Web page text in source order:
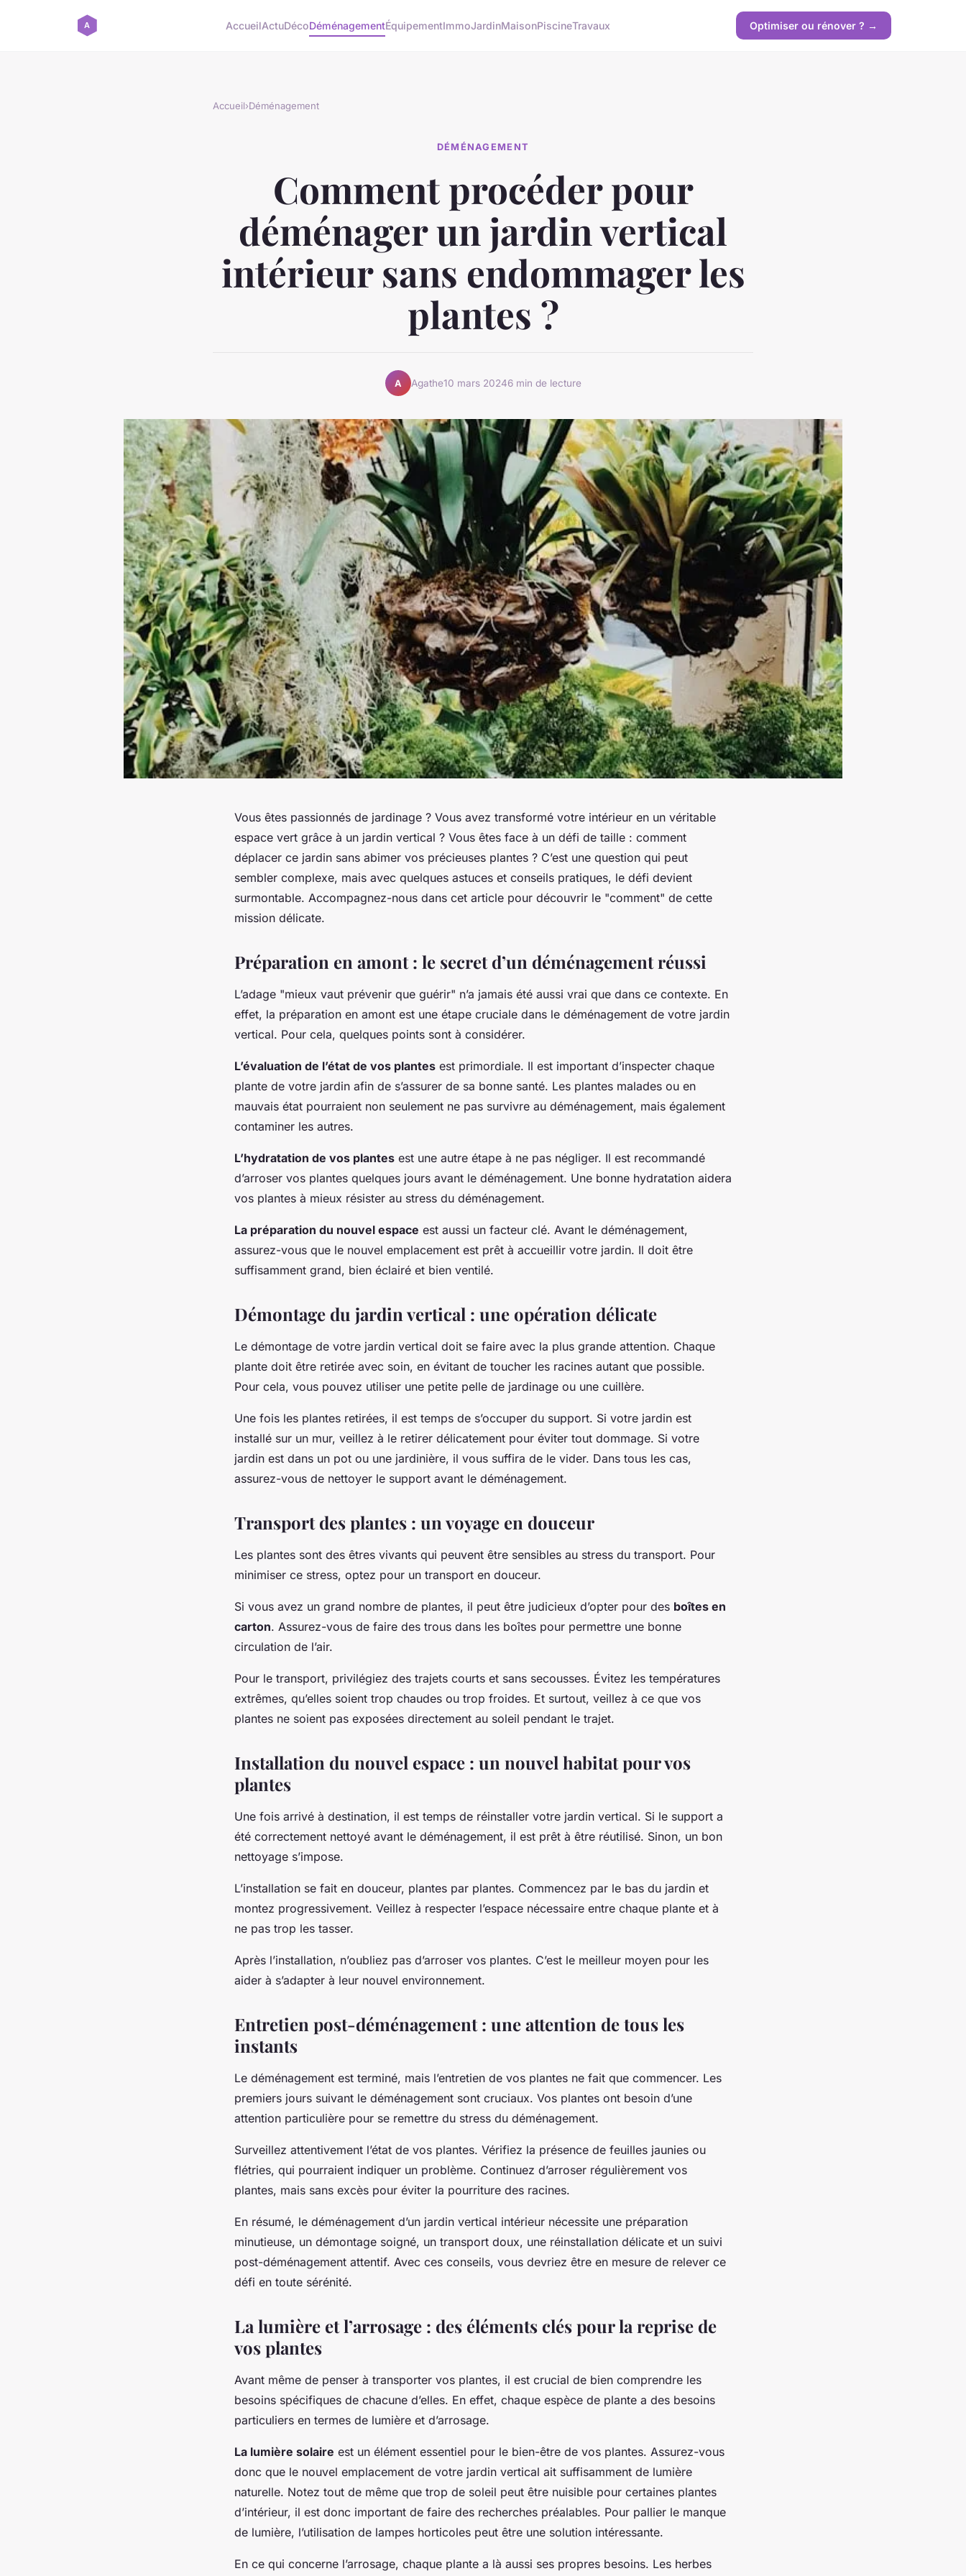
AccueilActuDécoDéménagementÉquipementImmoJardinMaisonPiscineTravaux Optimiser ou rénover ? →
Accueil›Déménagement
DÉMÉNAGEMENT
Comment procéder pour
déménager un jardin vertical
intérieur sans endommager les
plantes ?
A Agathe10 mars 20246 min de lecture
Vous êtes passionnés de jardinage ? Vous avez transformé votre intérieur en un véritable
espace vert grâce à un jardin vertical ? Vous êtes face à un défi de taille : comment
déplacer ce jardin sans abimer vos précieuses plantes ? C’est une question qui peut
sembler complexe, mais avec quelques astuces et conseils pratiques, le défi devient
surmontable. Accompagnez-nous dans cet article pour découvrir le "comment" de cette
mission délicate.
Préparation en amont : le secret d’un déménagement réussi
L’adage "mieux vaut prévenir que guérir" n’a jamais été aussi vrai que dans ce contexte. En
effet, la préparation en amont est une étape cruciale dans le déménagement de votre jardin
vertical. Pour cela, quelques points sont à considérer.
L’évaluation de l’état de vos plantes est primordiale. Il est important d’inspecter chaque
plante de votre jardin afin de s’assurer de sa bonne santé. Les plantes malades ou en
mauvais état pourraient non seulement ne pas survivre au déménagement, mais également
contaminer les autres.
L’hydratation de vos plantes est une autre étape à ne pas négliger. Il est recommandé
d’arroser vos plantes quelques jours avant le déménagement. Une bonne hydratation aidera
vos plantes à mieux résister au stress du déménagement.
La préparation du nouvel espace est aussi un facteur clé. Avant le déménagement,
assurez-vous que le nouvel emplacement est prêt à accueillir votre jardin. Il doit être
suffisamment grand, bien éclairé et bien ventilé.
Démontage du jardin vertical : une opération délicate
Le démontage de votre jardin vertical doit se faire avec la plus grande attention. Chaque
plante doit être retirée avec soin, en évitant de toucher les racines autant que possible.
Pour cela, vous pouvez utiliser une petite pelle de jardinage ou une cuillère.
Une fois les plantes retirées, il est temps de s’occuper du support. Si votre jardin est
installé sur un mur, veillez à le retirer délicatement pour éviter tout dommage. Si votre
jardin est dans un pot ou une jardinière, il vous suffira de le vider. Dans tous les cas,
assurez-vous de nettoyer le support avant le déménagement.
Transport des plantes : un voyage en douceur
Les plantes sont des êtres vivants qui peuvent être sensibles au stress du transport. Pour
minimiser ce stress, optez pour un transport en douceur.
Si vous avez un grand nombre de plantes, il peut être judicieux d’opter pour des boîtes en
carton. Assurez-vous de faire des trous dans les boîtes pour permettre une bonne
circulation de l’air.
Pour le transport, privilégiez des trajets courts et sans secousses. Évitez les températures
extrêmes, qu’elles soient trop chaudes ou trop froides. Et surtout, veillez à ce que vos
plantes ne soient pas exposées directement au soleil pendant le trajet.
Installation du nouvel espace : un nouvel habitat pour vos
plantes
Une fois arrivé à destination, il est temps de réinstaller votre jardin vertical. Si le support a
été correctement nettoyé avant le déménagement, il est prêt à être réutilisé. Sinon, un bon
nettoyage s’impose.
L’installation se fait en douceur, plantes par plantes. Commencez par le bas du jardin et
montez progressivement. Veillez à respecter l’espace nécessaire entre chaque plante et à
ne pas trop les tasser.
Après l’installation, n’oubliez pas d’arroser vos plantes. C’est le meilleur moyen pour les
aider à s’adapter à leur nouvel environnement.
Entretien post-déménagement : une attention de tous les
instants
Le déménagement est terminé, mais l’entretien de vos plantes ne fait que commencer. Les
premiers jours suivant le déménagement sont cruciaux. Vos plantes ont besoin d’une
attention particulière pour se remettre du stress du déménagement.
Surveillez attentivement l’état de vos plantes. Vérifiez la présence de feuilles jaunies ou
flétries, qui pourraient indiquer un problème. Continuez d’arroser régulièrement vos
plantes, mais sans excès pour éviter la pourriture des racines.
En résumé, le déménagement d’un jardin vertical intérieur nécessite une préparation
minutieuse, un démontage soigné, un transport doux, une réinstallation délicate et un suivi
post-déménagement attentif. Avec ces conseils, vous devriez être en mesure de relever ce
défi en toute sérénité.
La lumière et l’arrosage : des éléments clés pour la reprise de
vos plantes
Avant même de penser à transporter vos plantes, il est crucial de bien comprendre les
besoins spécifiques de chacune d’elles. En effet, chaque espèce de plante a des besoins
particuliers en termes de lumière et d’arrosage.
La lumière solaire est un élément essentiel pour le bien-être de vos plantes. Assurez-vous
donc que le nouvel emplacement de votre jardin vertical ait suffisamment de lumière
naturelle. Notez tout de même que trop de soleil peut être nuisible pour certaines plantes
d’intérieur, il est donc important de faire des recherches préalables. Pour pallier le manque
de lumière, l’utilisation de lampes horticoles peut être une solution intéressante.
En ce qui concerne l’arrosage, chaque plante a là aussi ses propres besoins. Les herbes